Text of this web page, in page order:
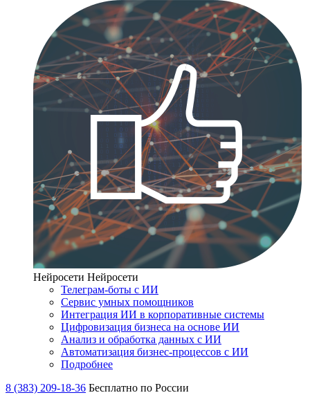
Нейросети Нейросети
Телеграм-боты с ИИ
Сервис умных помощников
Интеграция ИИ в корпоративные системы
Цифровизация бизнеса на основе ИИ
Анализ и обработка данных с ИИ
Автоматизация бизнес-процессов с ИИ
Подробнее
8 (383) 209-18-36 Бесплатно по России